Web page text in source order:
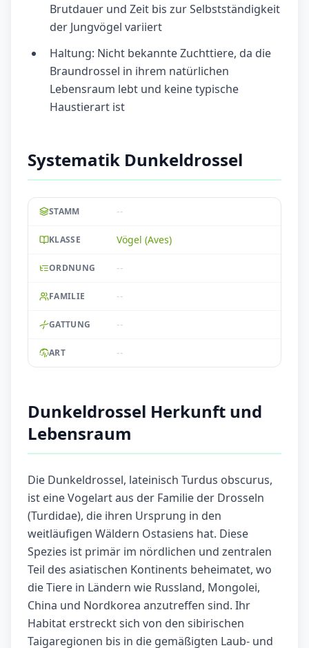
Brutdauer und Zeit bis zur Selbstständigkeit
der Jungvögel variiert
Haltung: Nicht bekannte Zuchttiere, da die
Braundrossel in ihrem natürlichen
Lebensraum lebt und keine typische
Haustierart ist
Systematik Dunkeldrossel
STAMM --
KLASSE Vögel (Aves)
ORDNUNG --
FAMILIE --
GATTUNG --
ART --
Dunkeldrossel Herkunft und
Lebensraum
Die Dunkeldrossel, lateinisch Turdus obscurus,
ist eine Vogelart aus der Familie der Drosseln
(Turdidae), die ihren Ursprung in den
weitläufigen Wäldern Ostasiens hat. Diese
Spezies ist primär im nördlichen und zentralen
Teil des asiatischen Kontinents beheimatet, wo
die Tiere in Ländern wie Russland, Mongolei,
China und Nordkorea anzutreffen sind. Ihr
Habitat erstreckt sich von den sibirischen
Taigaregionen bis in die gemäßigten Laub- und